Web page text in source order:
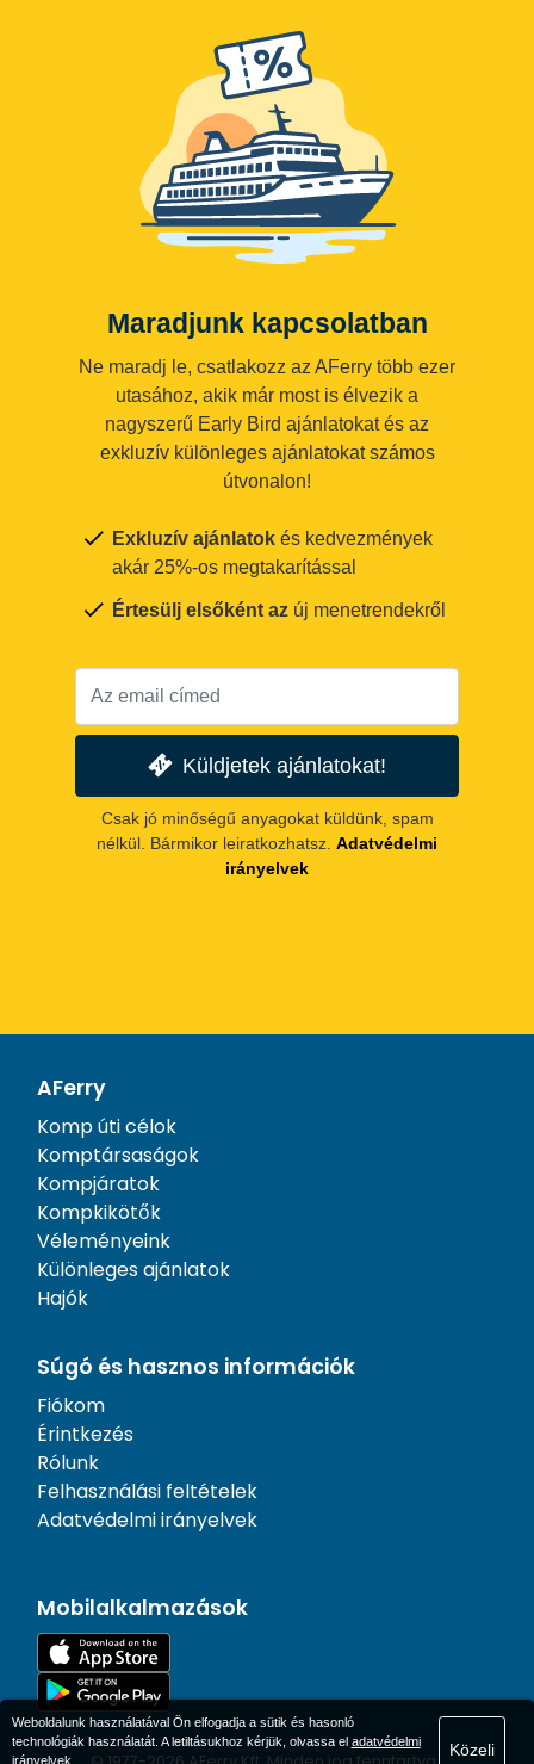
Maradjunk kapcsolatban
Ne maradj le, csatlakozz az AFerry több ezer
utasához, akik már most is élvezik a
nagyszerű Early Bird ajánlatokat és az
exkluzív különleges ajánlatokat számos
útvonalon!
Exkluzív ajánlatok és kedvezmények
akár 25%-os megtakarítással
Értesülj elsőként az új menetrendekről
Küldjetek ajánlatokat!
Csak jó minőségű anyagokat küldünk, spam
nélkül. Bármikor leiratkozhatsz. Adatvédelmi
irányelvek
AFerry
Komp úti célok
Komptársaságok
Kompjáratok
Kompkikötők
Véleményeink
Különleges ajánlatok
Hajók
Súgó és hasznos információk
Fiókom
Érintkezés
Rólunk
Felhasználási feltételek
Adatvédelmi irányelvek
Mobilalkalmazások
Weboldalunk használatával Ön elfogadja a sütik és hasonló
technológiák használatát. A letiltásukhoz kérjük, olvassa el adatvédelmi
irányelvek
Közeli